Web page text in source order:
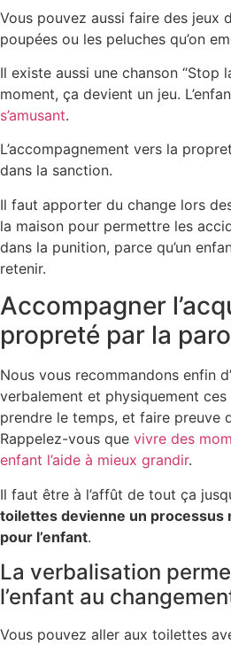
Vous pouvez aussi faire des jeux
poupées ou les peluches qu’on
Il existe aussi une chanson “Stop
moment, ça devient un jeu.
s’amusant.
L’accompagnement vers la
dans la sanction.
Il faut apporter du change lors
la maison pour permettre les
dans la punition, parce qu’un
retenir.
Accompagner
propreté par la
Nous vous recommandons enfin
verbalement et physiquement
prendre le temps, et faire preuve
Rappelez-vous que vivre des
enfant l’aide à mieux grandir.
Il faut être à l’affût de tout ça
toilettes devienne un processus
pour l’enfant.
La verbalisation
l’enfant au
Vous pouvez aller aux toilettes